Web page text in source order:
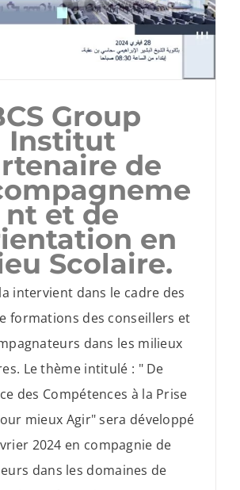
Group
Institut
de
nt et de
en
Scolaire.
intervient dans le cadre des
formations des conseillers et
dans les milieux
Le thème intitulé : " De
des Compétences à la Prise
mieux Agir" sera développé
2024 en compagnie de
dans les domaines de